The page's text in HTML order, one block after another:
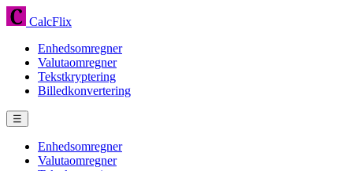
CalcFlix
Enhedsomregner
Valutaomregner
Tekstkryptering
Billedkonvertering
☰
Enhedsomregner
Valutaomregner